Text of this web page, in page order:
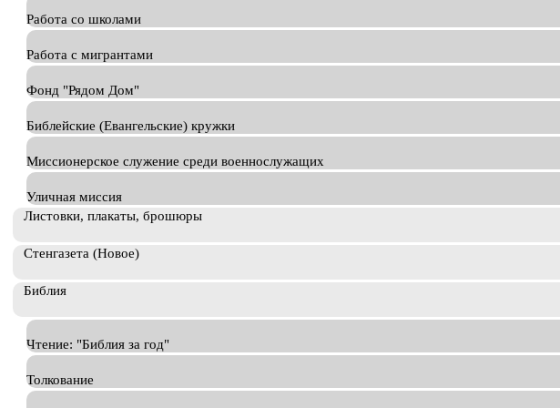
Работа со школами
Работа с мигрантами
Фонд "Рядом Дом"
Библейские (Евангельские) кружки
Миссионерское служение среди военнослужащих
Уличная миссия
Листовки, плакаты, брошюры
Стенгазета (Новое)
Библия
Чтение: "Библия за год"
Толкование